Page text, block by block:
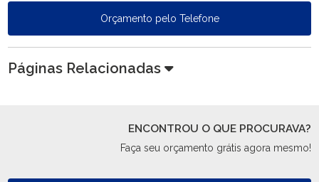
Orçamento pelo Telefone
Páginas Relacionadas
ENCONTROU O QUE PROCURAVA?
Faça seu orçamento grátis agora mesmo!